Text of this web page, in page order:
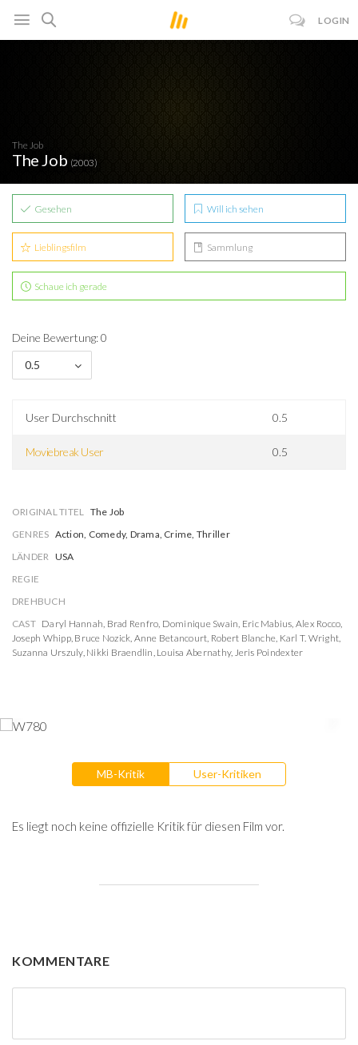
LOGIN
The Job
The Job (2003)
Gesehen Will ich sehen
Lieblingsfilm Sammlung
Schaue ich gerade
Deine Bewertung: 0
0.5
User Durchschnitt 0.5
Moviebreak User 0.5
ORIGINAL TITEL The Job
GENRES Action, Comedy, Drama, Crime, Thriller
LÄNDER USA
REGIE
DREHBUCH
CAST Daryl Hannah, Brad Renfro, Dominique Swain, Eric Mabius, Alex Rocco,
Joseph Whipp, Bruce Nozick, Anne Betancourt, Robert Blanche, Karl T. Wright,
Suzanna Urszuly, Nikki Braendlin, Louisa Abernathy, Jeris Poindexter
MB-Kritik User-Kritiken
Es liegt noch keine offizielle Kritik für diesen Film vor.
KOMMENTARE